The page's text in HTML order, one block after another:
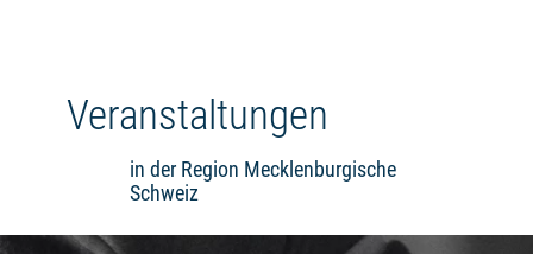
Veranstaltungen
in der Region Mecklenburgische
Schweiz